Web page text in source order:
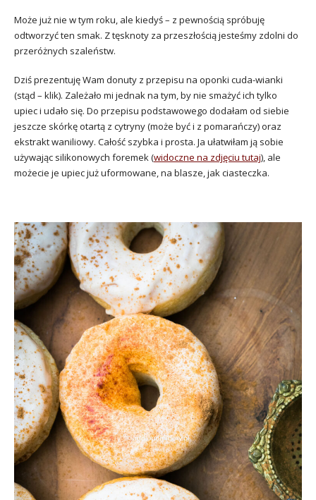
Może już nie w tym roku, ale kiedyś – z pewnością spróbuję
odtworzyć ten smak. Z tęsknoty za przeszłością jesteśmy zdolni do
przeróżnych szaleństw.
Dziś prezentuję Wam donuty z przepisu na oponki cuda-wianki
(stąd – klik). Zależało mi jednak na tym, by nie smażyć ich tylko
upiec i udało się. Do przepisu podstawowego dodałam od siebie
jeszcze skórkę otartą z cytryny (może być i z pomarańczy) oraz
ekstrakt waniliowy. Całość szybka i prosta. Ja ułatwiłam ją sobie
używając silikonowych foremek (widoczne na zdjęciu tutaj), ale
możecie je upiec już uformowane, na blasze, jak ciasteczka.